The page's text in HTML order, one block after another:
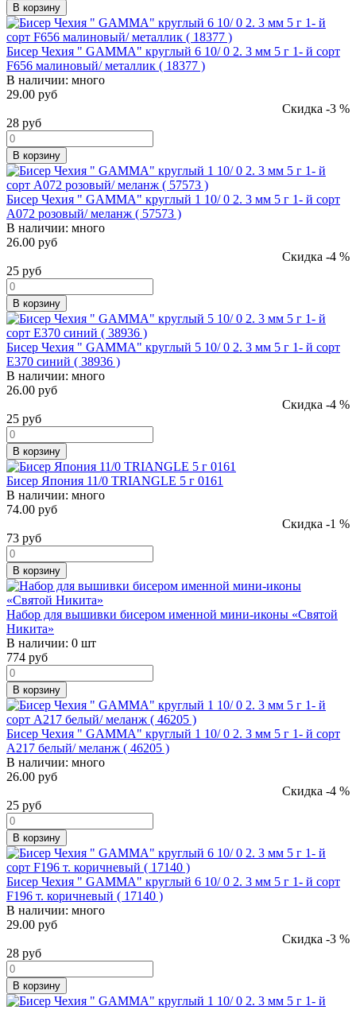
В корзину
Бисер Чехия " GAMMA" круглый 6 10/ 0 2. 3 мм 5 г 1- й сорт
F656 малиновый/ металлик ( 18377 )
В наличии: много
29.00 руб
Скидка -3 %
28 руб
В корзину
Бисер Чехия " GAMMA" круглый 1 10/ 0 2. 3 мм 5 г 1- й сорт
A072 розовый/ меланж ( 57573 )
В наличии: много
26.00 руб
Скидка -4 %
25 руб
В корзину
Бисер Чехия " GAMMA" круглый 5 10/ 0 2. 3 мм 5 г 1- й сорт
E370 синий ( 38936 )
В наличии: много
26.00 руб
Скидка -4 %
25 руб
В корзину
Бисер Япония 11/0 TRIANGLE 5 г 0161
В наличии: много
74.00 руб
Скидка -1 %
73 руб
В корзину
Набор для вышивки бисером именной мини-иконы «Святой
Никита»
В наличии: 0 шт
774 руб
В корзину
Бисер Чехия " GAMMA" круглый 1 10/ 0 2. 3 мм 5 г 1- й сорт
A217 белый/ меланж ( 46205 )
В наличии: много
26.00 руб
Скидка -4 %
25 руб
В корзину
Бисер Чехия " GAMMA" круглый 6 10/ 0 2. 3 мм 5 г 1- й сорт
F196 т. коричневый ( 17140 )
В наличии: много
29.00 руб
Скидка -3 %
28 руб
В корзину